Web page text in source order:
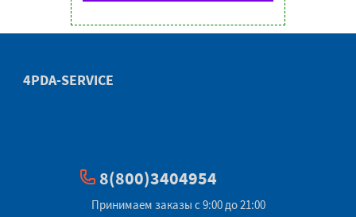
4PDA-SERVICE
8(800)3404954
Принимаем заказы с 9:00 до 21:00